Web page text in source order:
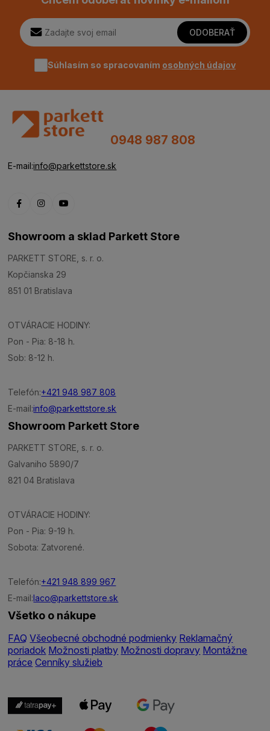
ODOBERAŤ
Súhlasím so spracovaním osobných údajov
0948 987 808
E-mail:info@parkettstore.sk
Showroom a sklad Parkett Store
PARKETT STORE, s. r. o.
Kopčianska 29
851 01 Bratislava
OTVÁRACIE HODINY:
Pon - Pia: 8-18 h.
Sob: 8-12 h.
Telefón:+421 948 987 808
E-mail:info@parkettstore.sk
Showroom Parkett Store
PARKETT STORE, s. r. o.
Galvaniho 5890/7
821 04 Bratislava
OTVÁRACIE HODINY:
Pon - Pia: 9-19 h.
Sobota: Zatvorené.
Telefón:+421 948 899 967
E-mail:laco@parkettstore.sk
Všetko o nákupe
FAQ Všeobecné obchodné podmienky Reklamačný
poriadok Možnosti platby Možnosti dopravy Montážne
práce Cenníky služieb